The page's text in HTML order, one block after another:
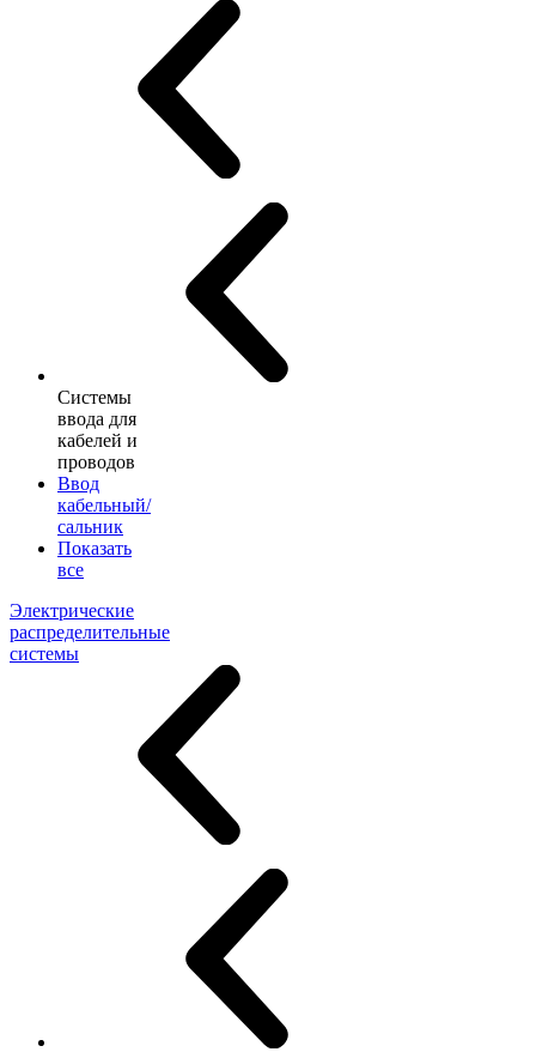
Системы
ввода для
кабелей и
проводов
Ввод
кабельный/
сальник
Показать
все
Электрические
распределительные
системы